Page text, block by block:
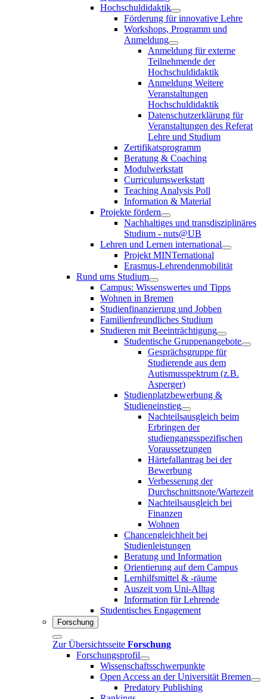
Hochschuldidaktik
Förderung für innovative Lehre
Workshops, Programm und
Anmeldung
Anmeldung für externe
Teilnehmende der
Hochschuldidaktik
Anmeldung Weitere
Veranstaltungen
Hochschuldidaktik
Datenschutzerklärung für
Veranstaltungen des Referat
Lehre und Studium
Zertifikatsprogramm
Beratung & Coaching
Modulwerkstatt
Curriculumswerkstatt
Teaching Analysis Poll
Information & Material
Projekte fördern
Nachhaltiges und transdisziplinäres
Studium - nuts@UB
Lehren und Lernen international
Projekt MINTernational
Erasmus-Lehrendenmobilität
Rund ums Studium
Campus: Wissenswertes und Tipps
Wohnen in Bremen
Studienfinanzierung und Jobben
Familienfreundliches Studium
Studieren mit Beeinträchtigung
Studentische Gruppenangebote
Gesprächsgruppe für
Studierende aus dem
Autismusspektrum (z.B.
Asperger)
Studienplatzbewerbung &
Studieneinstieg
Nachteilsausgleich beim
Erbringen der
studiengangsspezifischen
Voraussetzungen
Härtefallantrag bei der
Bewerbung
Verbesserung der
Durchschnittsnote/Wartezeit
Nachteilsausgleich bei
Finanzen
Wohnen
Chancengleichheit bei
Studienleistungen
Beratung und Information
Orientierung auf dem Campus
Lernhilfsmittel & -räume
Auszeit vom Uni-Alltag
Information für Lehrende
Studentisches Engagement
Forschung
Zur Übersichtsseite Forschung
Forschungsprofil
Wissenschaftsschwerpunkte
Open Access an der Universität Bremen
Predatory Publishing